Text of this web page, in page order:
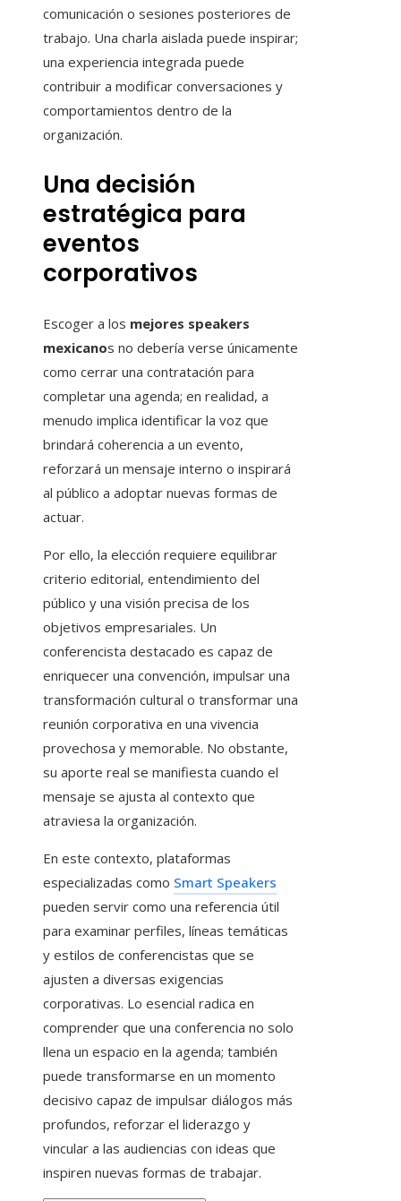
comunicación o sesiones posteriores de
trabajo. Una charla aislada puede inspirar;
una experiencia integrada puede
contribuir a modificar conversaciones y
comportamientos dentro de la
organización.
Una decisión
estratégica para
eventos
corporativos
Escoger a los mejores speakers
mexicanos no debería verse únicamente
como cerrar una contratación para
completar una agenda; en realidad, a
menudo implica identificar la voz que
brindará coherencia a un evento,
reforzará un mensaje interno o inspirará
al público a adoptar nuevas formas de
actuar.
Por ello, la elección requiere equilibrar
criterio editorial, entendimiento del
público y una visión precisa de los
objetivos empresariales. Un
conferencista destacado es capaz de
enriquecer una convención, impulsar una
transformación cultural o transformar una
reunión corporativa en una vivencia
provechosa y memorable. No obstante,
su aporte real se manifiesta cuando el
mensaje se ajusta al contexto que
atraviesa la organización.
En este contexto, plataformas
especializadas como Smart Speakers
pueden servir como una referencia útil
para examinar perfiles, líneas temáticas
y estilos de conferencistas que se
ajusten a diversas exigencias
corporativas. Lo esencial radica en
comprender que una conferencia no solo
llena un espacio en la agenda; también
puede transformarse en un momento
decisivo capaz de impulsar diálogos más
profundos, reforzar el liderazgo y
vincular a las audiencias con ideas que
inspiren nuevas formas de trabajar.